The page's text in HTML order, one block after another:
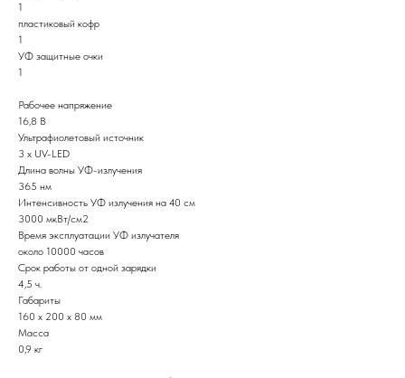
1
пластиковый кофр
1
УФ защитные очки
1
Рабочее напряжение
16,8 В
Ультрафиолетовый источник
3 х UV-LED
Длина волны УФ-излучения
365 нм
Интенсивность УФ излучения на 40 см
3000 мкВт/см2
Время эксплуатации УФ излучателя
около 10000 часов
Срок работы от одной зарядки
4,5 ч.
Габариты
160 х 200 х 80 мм
Масса
0,9 кг